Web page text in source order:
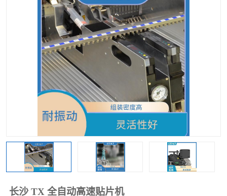
长沙 TX 全自动高速贴片机
TR5001
自动光学检测TR7710 XS全自动高速贴片机
TX 全自动高速贴片机